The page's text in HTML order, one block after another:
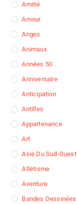
Amitié
Amour
Anges
Animaux
Années 50
Anniversaire
Anticipation
Antilles
Appartenance
Art
Asie Du Sud-Ouest
Atlétisme
Aventure
Bandes Dessinées